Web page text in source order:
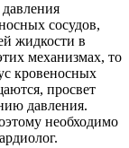
сосудов,
жидкости в
механизмах, то
кровеносных
просвет
давления.
необходимо